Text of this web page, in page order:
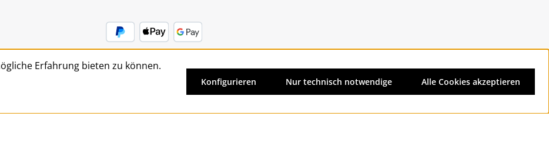
Alle Preise inkl. gesetzl. Mehrwertsteuer zzgl.Versandkostenund ggf. Nachnahmegebühren, wenn nicht anders angegeben.
Erfahrung bieten zu können.
Nur technisch notwendige
Konfigurieren Alle Cookies akzeptieren